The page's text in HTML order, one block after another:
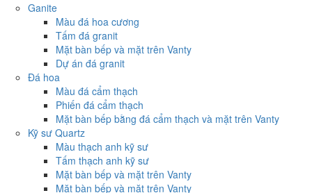
Ganite
Màu đá hoa cương
Tấm đá granit
Mặt bàn bếp và mặt trên Vanty
Dự án đá granit
Đá hoa
Màu đá cẩm thạch
Phiến đá cẩm thạch
Mặt bàn bếp bằng đá cẩm thạch và mặt trên Vanty
Kỹ sư Quartz
Màu thạch anh kỹ sư
Tấm thạch anh kỹ sư
Mặt bàn bếp và mặt trên Vanty
Mặt bàn bếp và mặt trên Vanty